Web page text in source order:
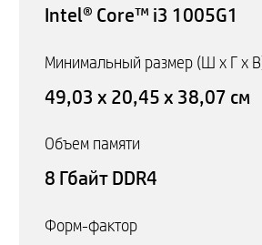
Intel® Core™ i3 1005G1
Минимальный размер (Ш x Г x
49,03 x 20,45 x 38,07 см
Объем памяти
8 Гбайт DDR4
Форм-фактор